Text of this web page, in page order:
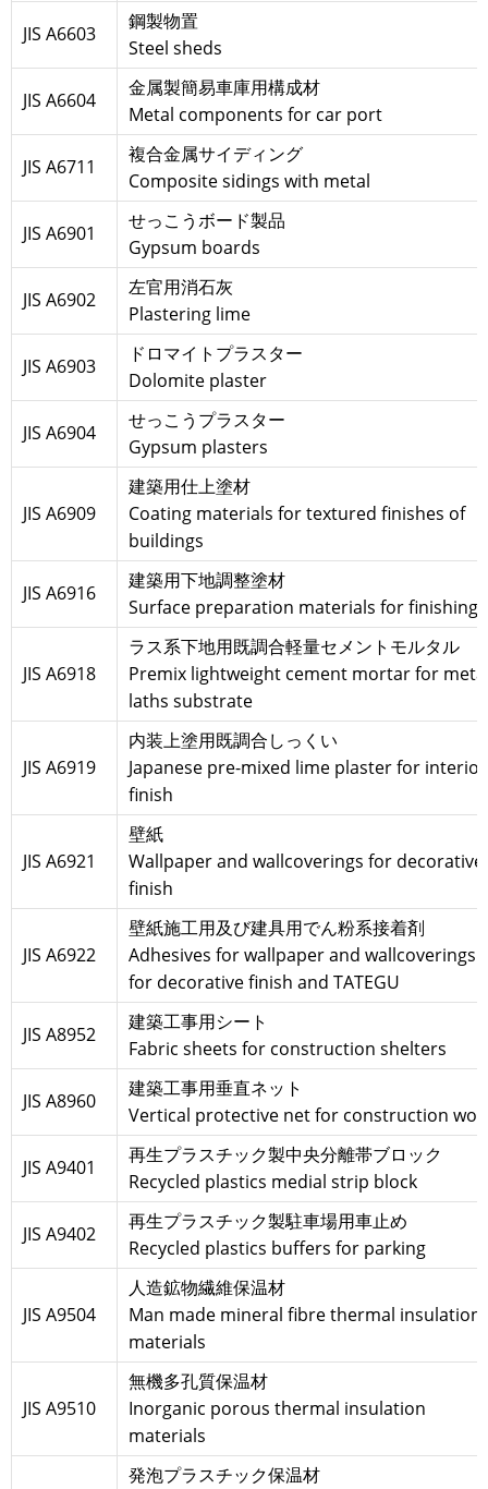
JIS A6603
鋼製物置
Steel sheds
JIS A6604
金属製簡易車庫用構成材
Metal components for car port
JIS A6711
複合金属サイディング
Composite sidings with metal
JIS A6901
せっこうボード製品
Gypsum boards
JIS A6902
左官用消石灰
Plastering lime
JIS A6903
ドロマイトプラスター
Dolomite plaster
JIS A6904
せっこうプラスター
Gypsum plasters
JIS A6909
建築用仕上塗材
Coating materials for textured finishes of
buildings
JIS A6916
建築用下地調整塗材
Surface preparation materials for finishing
JIS A6918
ラス系下地用既調合軽量セメントモルタル
Premix lightweight cement mortar for
laths substrate
JIS A6919
内装上塗用既調合しっくい
Japanese pre-mixed lime plaster for interior
finish
JIS A6921
壁紙
Wallpaper and wallcoverings for decorative
finish
JIS A6922
壁紙施工用及び建具用でん粉系接着剤
Adhesives for wallpaper and wallcoverings
for decorative finish and TATEGU
JIS A8952
建築工事用シート
Fabric sheets for construction shelters
JIS A8960
建築工事用垂直ネット
Vertical protective net for construction
JIS A9401
再生プラスチック製中央分離帯ブロック
Recycled plastics medial strip block
JIS A9402
再生プラスチック製駐車場用車止め
Recycled plastics buffers for parking
JIS A9504
人造鉱物繊維保温材
Man made mineral fibre thermal insulation
materials
JIS A9510
無機多孔質保温材
Inorganic porous thermal insulation
materials
発泡プラスチック保温材